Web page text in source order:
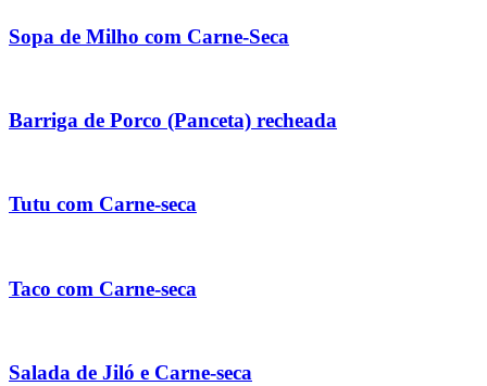
Sopa de Milho com Carne-Seca
Barriga de Porco (Panceta) recheada
Tutu com Carne-seca
Taco com Carne-seca
Salada de Jiló e Carne-seca